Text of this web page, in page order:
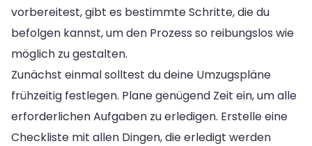
vorbereitest, gibt es bestimmte Schritte, die du
befolgen kannst, um den Prozess so reibungslos wie
möglich zu gestalten.
Zunächst einmal solltest du deine Umzugspläne
frühzeitig festlegen. Plane genügend Zeit ein, um alle
erforderlichen Aufgaben zu erledigen. Erstelle eine
Checkliste mit allen Dingen, die erledigt werden